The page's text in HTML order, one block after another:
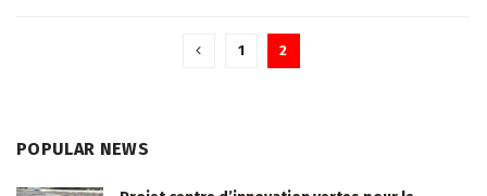
1 2
POPULAR NEWS